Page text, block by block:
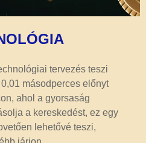
tervezés teszi
másodperces előnyt
ahol a gyorsaság
a kereskedést, ez egy
lehetővé teszi,